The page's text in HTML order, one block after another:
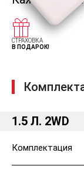
СТРАХОВКА
В ПОДАРОК!
1.5 Л. 2WD
Комплектация